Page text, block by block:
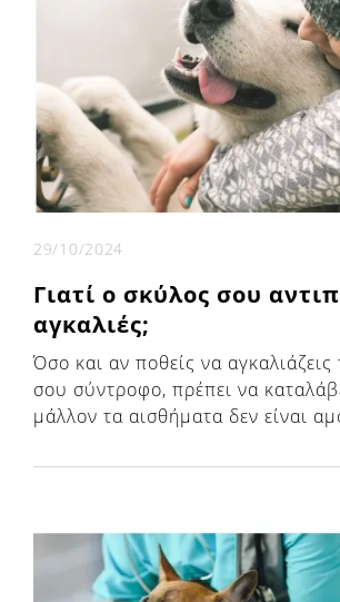
29/10/2024
Γιατί ο σκύλος σου
αγκαλιές;
Όσο και αν ποθείς να αγκαλιάζεις
σου σύντροφο, πρέπει να
μάλλον τα αισθήματα δεν είναι